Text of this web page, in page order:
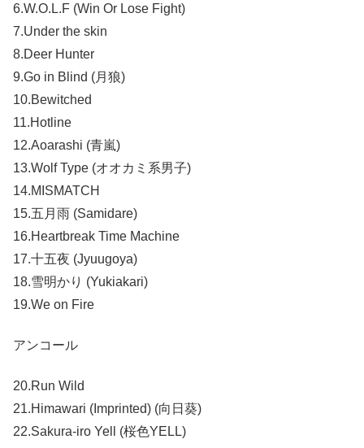
6.W.O.L.F (Win Or Lose Fight)
7.Under the skin
8.Deer Hunter
9.Go in Blind (月狼)
10.Bewitched
11.Hotline
12.Aoarashi (青嵐)
13.Wolf Type (オオカミ系男子)
14.MISMATCH
15.五月雨 (Samidare)
16.Heartbreak Time Machine
17.十五夜 (Jyuugoya)
18.雪明かり (Yukiakari)
19.We on Fire
アンコール
20.Run Wild
21.Himawari (Imprinted) (向日葵)
22.Sakura-iro Yell (桜色YELL)